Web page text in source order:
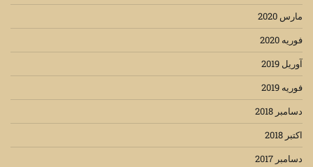
مارس 2020
فوریه 2020
آوریل 2019
فوریه 2019
دسامبر 2018
اکتبر 2018
دسامبر 2017